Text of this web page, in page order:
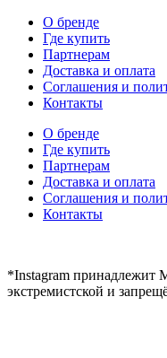
О бренде
Где купить
Партнерам
Доставка и оплата
Соглашения и
Контакты
О бренде
Где купить
Партнерам
Доставка и оплата
Соглашения и
Контакты
*Instagram принадлежит
экстремистской и